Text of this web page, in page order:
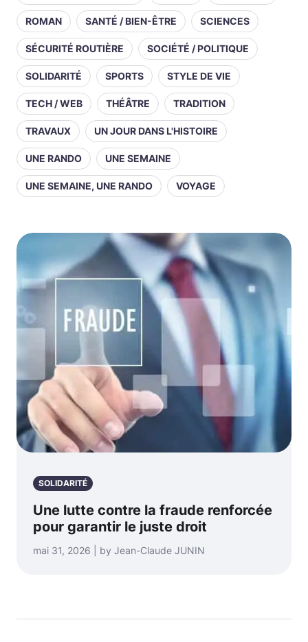
ROMAN SANTÉ / BIEN-ÊTRE SCIENCES
SÉCURITÉ ROUTIÈRE SOCIÉTÉ / POLITIQUE
SOLIDARITÉ SPORTS STYLE DE VIE
TECH / WEB THÉÂTRE TRADITION
TRAVAUX UN JOUR DANS L'HISTOIRE
UNE RANDO UNE SEMAINE
UNE SEMAINE, UNE RANDO VOYAGE
SOLIDARITÉ
Une lutte contre la fraude renforcée
pour garantir le juste droit
mai 31, 2026 | by Jean-Claude JUNIN